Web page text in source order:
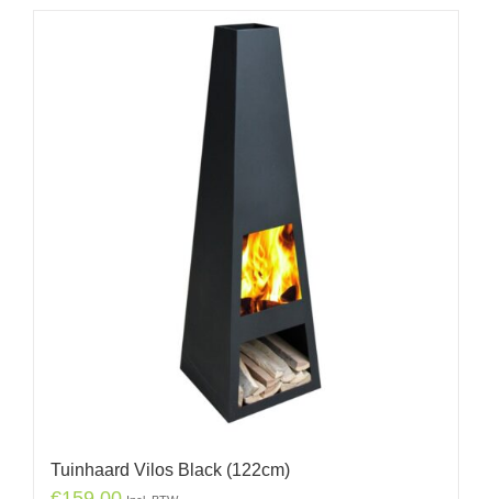
Tuinhaard Vilos Black (122cm)